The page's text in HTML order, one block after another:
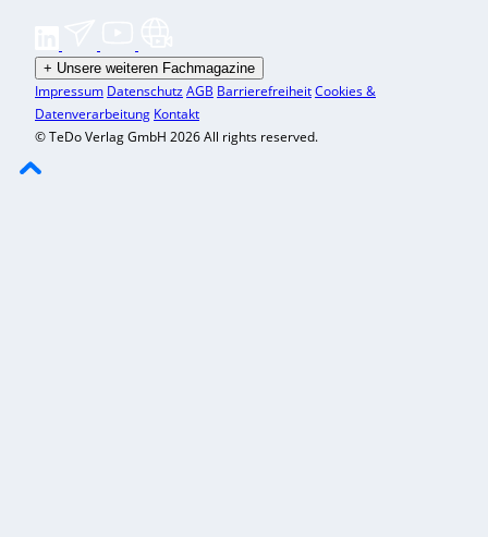
+ Unsere weiteren Fachmagazine
Impressum DatenschutzAGB BarrierefreiheitCookies &
Datenverarbeitung Kontakt
© TeDo Verlag GmbH 2026 All rights reserved.